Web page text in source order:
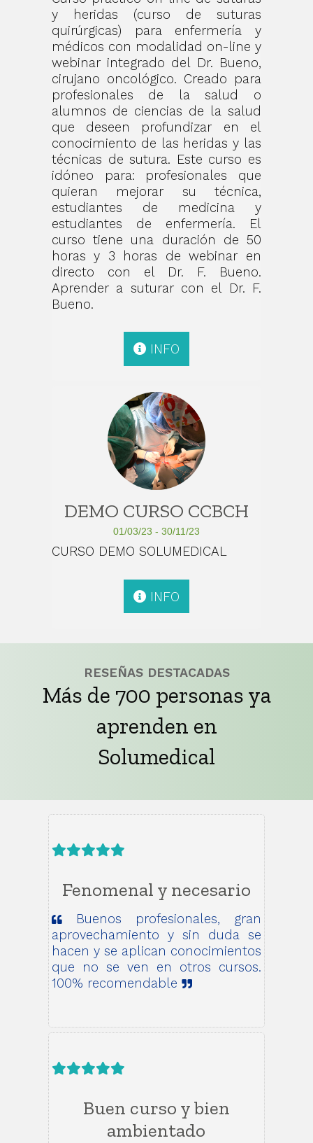
y heridas (curso de suturas
quirúrgicas) para enfermería y
médicos con modalidad on-line y
webinar integrado del Dr. Bueno,
cirujano oncológico. Creado para
profesionales de la salud o
alumnos de ciencias de la salud
que deseen profundizar en el
conocimiento de las heridas y las
técnicas de sutura. Este curso es
idóneo para: profesionales que
quieran mejorar su técnica,
estudiantes de medicina y
estudiantes de enfermería. El
curso tiene una duración de 50
horas y 3 horas de webinar en
directo con el Dr. F. Bueno.
Aprender a suturar con el Dr. F.
Bueno.
INFO
DEMO CURSO CCBCH
01/03/23 - 30/11/23
CURSO DEMO SOLUMEDICAL
INFO
RESEÑAS DESTACADAS
Más de 700 personas ya
aprenden en
Solumedical
Fenomenal y necesario
Buenos profesionales, gran
aprovechamiento y sin duda se
hacen y se aplican conocimientos
que no se ven en otros cursos.
100% recomendable
Buen curso y bien
ambientado